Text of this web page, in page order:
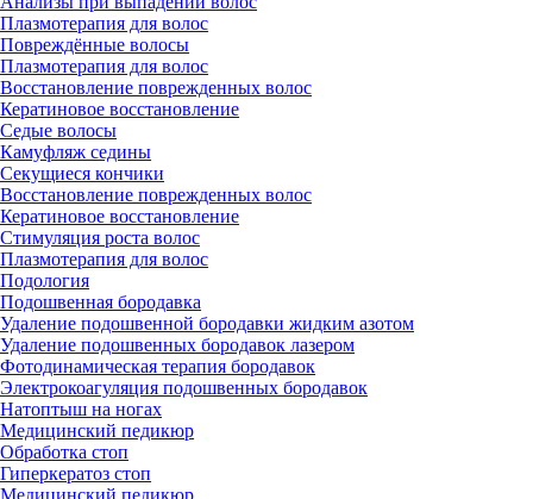
Плазмотерапия для волос
Повреждённые волосы
Плазмотерапия для волос
Восстановление поврежденных волос
Кератиновое восстановление
Седые волосы
Камуфляж седины
Секущиеся кончики
Восстановление поврежденных волос
Кератиновое восстановление
Стимуляция роста волос
Плазмотерапия для волос
Подология
Подошвенная бородавка
Удаление подошвенной бородавки жидким азотом
Удаление подошвенных бородавок лазером
Фотодинамическая терапия бородавок
Электрокоагуляция подошвенных бородавок
Натоптыш на ногах
Медицинский педикюр
Обработка стоп
Гиперкератоз стоп
Медицинский педикюр